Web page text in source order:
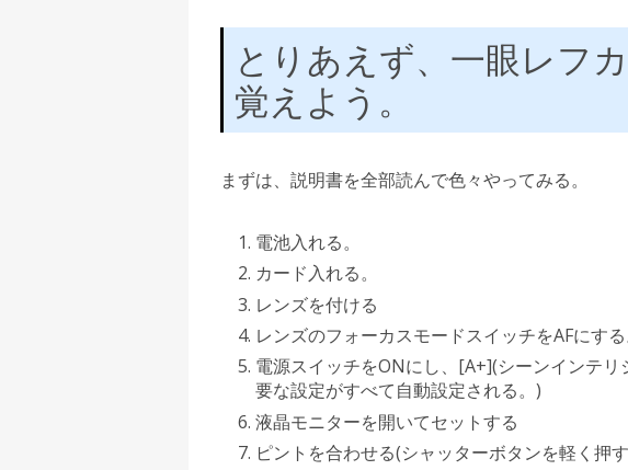
とりあえず、一眼レフ
覚えよう。
まずは、説明書を全部読んで色々やってみる。
電池入れる。
カード入れる。
レンズを付ける
レンズのフォーカスモードスイッチをAFにする
電源スイッチをONにし、[A+](シーンインテ
要な設定がすべて自動設定される。)
液晶モニターを開いてセットする
ピントを合わせる(シャッターボタンを軽く押